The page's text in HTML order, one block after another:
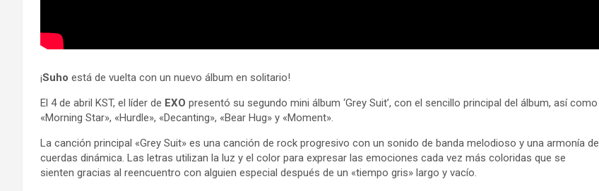
¡Suho está de vuelta con un nuevo álbum en solitario!
El 4 de abril KST, el líder de EXO presentó su segundo mini álbum ‘Grey Suit’, con el sencillo principal del álbum, así como
«Morning Star», «Hurdle», «Decanting», «Bear Hug» y «Moment».
La canción principal «Grey Suit» es una canción de rock progresivo con un sonido de banda melodioso y una armonía de
cuerdas dinámica. Las letras utilizan la luz y el color para expresar las emociones cada vez más coloridas que se
sienten gracias al reencuentro con alguien especial después de un «tiempo gris» largo y vacío.